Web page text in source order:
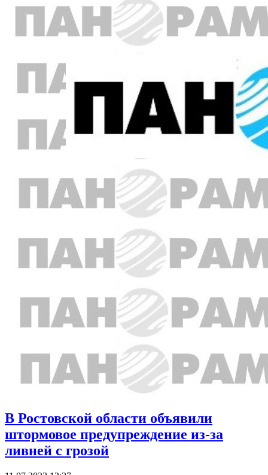
В Ростовской области объявили
штормовое предупреждение из-за
ливней с грозой